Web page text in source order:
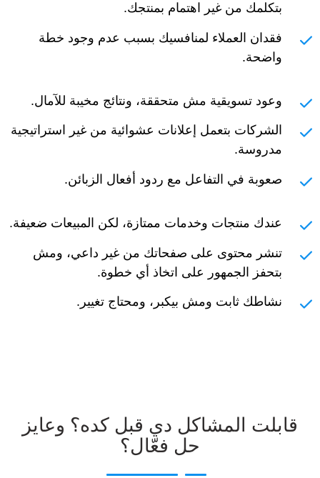
بتكلمك من غير اهتمام بمنتجك.
فقدان العملاء لمنافسيك بسبب عدم وجود خطة
واضحة.
وعود تسويقية مش متحققة، ونتائج مخيبة للآمال.
الشركات بتعمل إعلانات عشوائية من غير استراتيجية
مدروسة.
صعوبة في التفاعل مع ردود أفعال الزبائن.
عندك منتجات وخدمات ممتازة، لكن المبيعات ضعيفة.
تنشر محتوى على صفحاتك من غير داعي، ومش
بتحفز الجمهور على اتخاذ أي خطوة.
نشاطك ثابت ومش بيكبر، ومحتاج تغيير.
قابلت المشاكل دي قبل كده؟ وعايز
حل فعّال؟